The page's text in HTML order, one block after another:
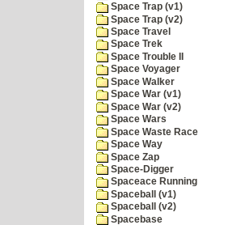
Space Trap (v1)
Space Trap (v2)
Space Travel
Space Trek
Space Trouble II
Space Voyager
Space Walker
Space War (v1)
Space War (v2)
Space Wars
Space Waste Race
Space Way
Space Zap
Space-Digger
Spaceace Running
Spaceball (v1)
Spaceball (v2)
Spacebase